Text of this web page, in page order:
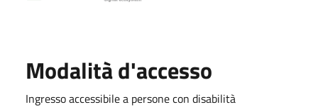
Modalità d'accesso
Ingresso accessibile a persone con disabilità